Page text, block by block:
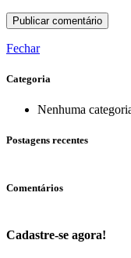
Fechar
Categoria
Nenhuma
Postagens recentes
Comentários
Cadastre-se agora!